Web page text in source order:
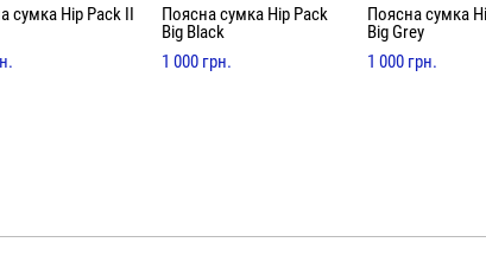
сумка Hip Pack II Поясна сумка Hip Pack
Big Black
1 000 грн.
Поясна сумка
Big Grey
1 000 грн.